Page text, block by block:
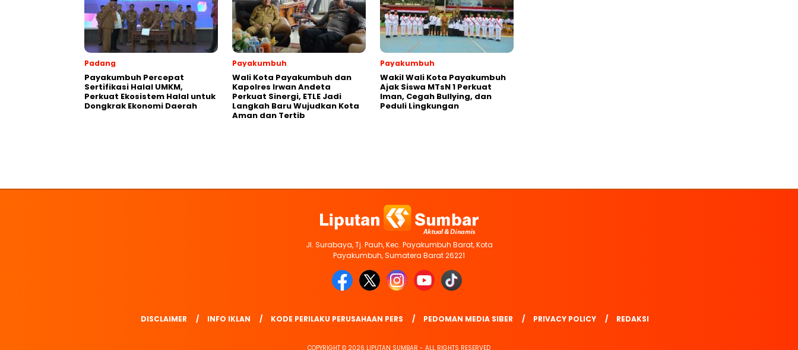
Padang
Payakumbuh Percepat
Sertifikasi Halal UMKM,
Perkuat Ekosistem Halal untuk
Dongkrak Ekonomi Daerah
Payakumbuh
Wali Kota Payakumbuh dan
Kapolres Irwan Andeta
Perkuat Sinergi, ETLE Jadi
Langkah Baru Wujudkan Kota
Aman dan Tertib
Payakumbuh
Wakil Wali Kota Payakumbuh
Ajak Siswa MTsN 1 Perkuat
Iman, Cegah Bullying, dan
Peduli Lingkungan
Jl. Surabaya, Tj. Pauh, Kec. Payakumbuh Barat, Kota
Payakumbuh, Sumatera Barat 26221
DISCLAIMER INFO IKLAN KODE PERILAKU PERUSAHAAN PERS PEDOMAN MEDIA SIBER PRIVACY POLICY REDAKSI
COPYRIGHT © 2026 LIPUTAN SUMBAR - ALL RIGHTS RESERVED